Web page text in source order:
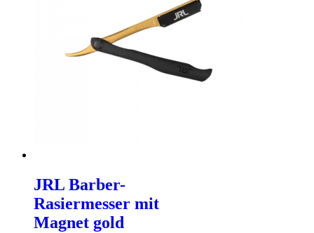
JRL Barber-
Rasiermesser mit
Magnet gold